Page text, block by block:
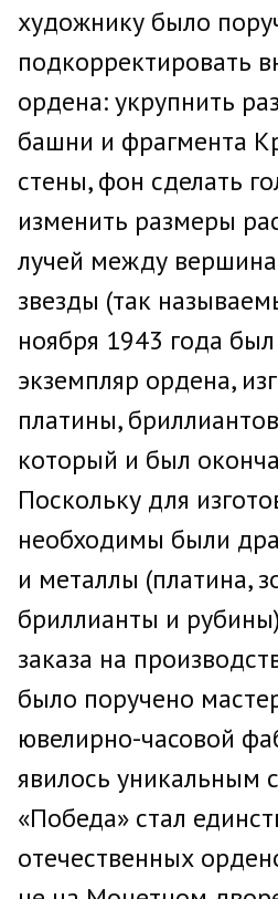
художнику было
подкорректировать
ордена: укрупнить
башни и фрагмента
стены, фон сделать
изменить размеры
лучей между
звезды (так
ноября 1943 года
экземпляр ордена,
платины,
который и был
Поскольку для
необходимы были
и металлы (платина,
бриллианты и
заказа на
было поручено
ювелирно-часовой
явилось уникальным
«Победа» стал
отечественных